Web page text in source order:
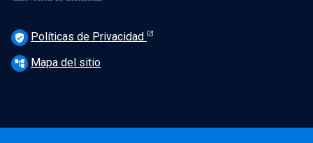
verified_user Políticas de Privacidad
account_tree Mapa del sitio